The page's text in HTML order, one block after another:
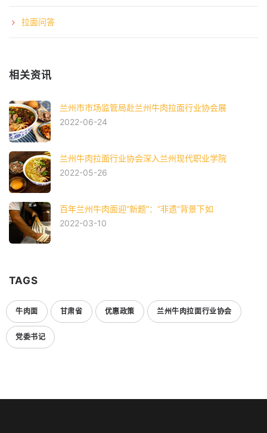
拉面问答
相关资讯
兰州市市场监管局赴兰州牛肉拉面行业协会展
2022-06-24
兰州牛肉拉面行业协会深入兰州现代职业学院
2022-05-26
百年兰州牛肉面迎“新题”：“非遗”背景下如
2022-03-10
TAGS
牛肉面 甘肃省 优惠政策 兰州牛肉拉面行业协会
党委书记